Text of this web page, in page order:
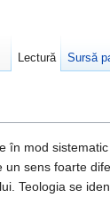
în mod
un sens foarte
Teologia se
Lectură Sursă